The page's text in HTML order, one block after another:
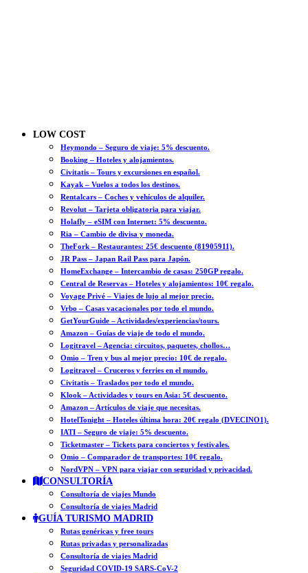
LOW COST
Heymondo – Seguro de viaje: 5% descuento.
Booking – Hoteles y alojamientos.
Civitatis – Tours y excursiones en español.
Kayak – Vuelos a todos los destinos.
Rentalcars – Coches y vehículos de alquiler.
Revolut – Tarjeta obligatoria para viajar.
Holafly – eSIM con Internet: 5% descuento.
Ria – Cambio de divisa y moneda.
TheFork – Restaurantes: 25€ descuento (81905911).
JR Pass – Japan Rail Pass para Japón.
HomeExchange – Intercambio de casas: 250GP regalo.
Central de Reservas – Hoteles y alojamientos: 10€ regalo.
Voyage Privé – Viajes de lujo al mejor precio.
Vrbo – Casas vacacionales por todo el mundo.
GetYourGuide – Actividades/experiencias/tours.
Amazon – Guías de viaje de todo el mundo.
Logitravel – Agencia: circuitos, paquetes, chollos…
Omio – Tren y bus al mejor precio: 10€ de regalo.
Logitravel – Cruceros y ferries en el mundo.
Civitatis – Traslados por todo el mundo.
Klook – Actividades y tours en Asia: 5€ descuento.
Amazon – Artículos de viaje que necesitas.
HotelTonight – Hoteles última hora: 20€ regalo (DVECINO1).
IATI – Seguro de viaje: 5% descuento.
Ticketmaster – Tickets para conciertos y festivales.
Omio – Comparador de transportes: 10€ regalo.
NordVPN – VPN para viajar con seguridad y privacidad.
CONSULTORÍA
Consultoría de viajes Mundo
Consultoría de viajes Madrid
GUÍA TURISMO MADRID
Rutas genéricas y free tours
Rutas privadas y personalizadas
Consultoría de viajes Madrid
Seguridad COVID-19 SARS-CoV-2